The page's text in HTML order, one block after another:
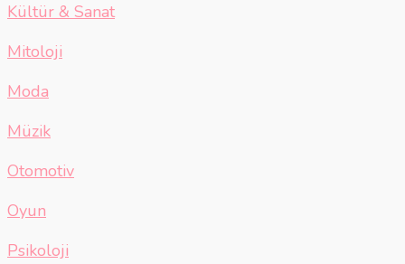
Kültür & Sanat
Mitoloji
Moda
Müzik
Otomotiv
Oyun
Psikoloji